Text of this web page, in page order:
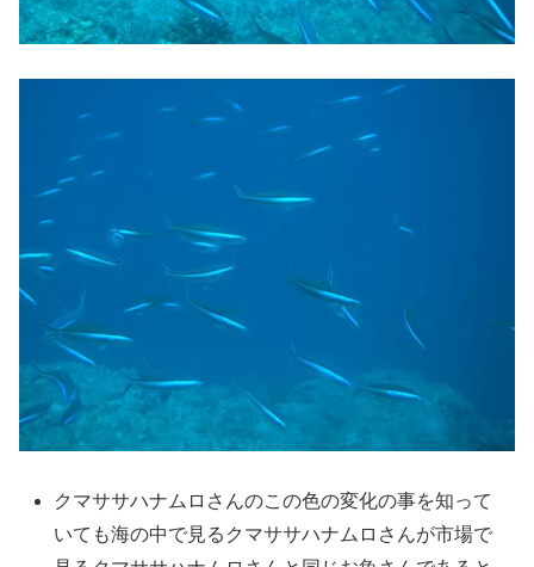
クマササハナムロさんのこの色の変化の事を知って
いても海の中で見るクマササハナムロさんが市場で